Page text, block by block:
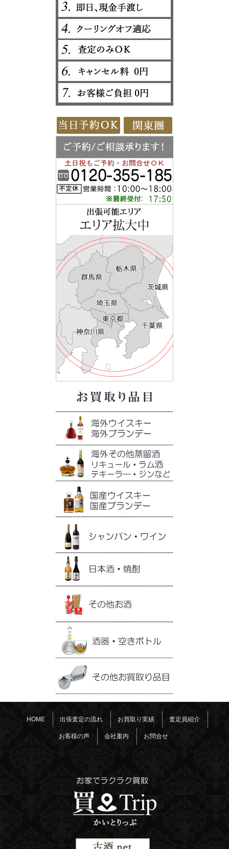
HOME 出張査定の流れ お買取り実績 査定員紹介
お客様の声 会社案内 お問合せ